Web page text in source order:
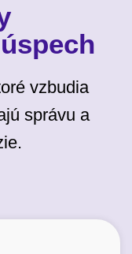
vzbudia
správu a